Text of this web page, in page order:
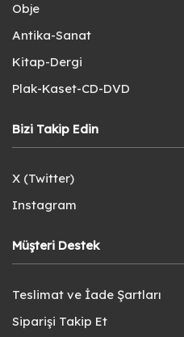
Obje
Antika-Sanat
Kitap-Dergi
Plak-Kaset-CD-DVD
Bizi Takip Edin
X (Twitter)
Instagram
Müşteri Destek
Teslimat ve İade Şartları
Siparişi Takip Et